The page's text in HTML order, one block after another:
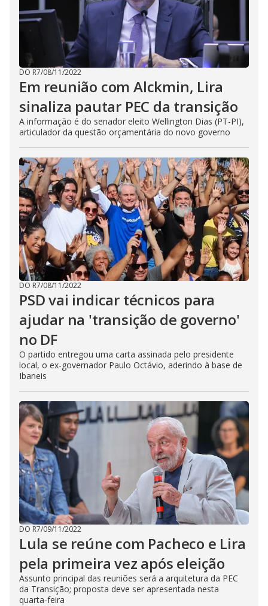
DO R7/08/11/2022
Em reunião com Alckmin, Lira
sinaliza pautar PEC da transição
A informação é do senador eleito Wellington Dias (PT-PI),
articulador da questão orçamentária do novo governo
DO R7/08/11/2022
PSD vai indicar técnicos para
ajudar na 'transição de governo'
no DF
O partido entregou uma carta assinada pelo presidente
local, o ex-governador Paulo Octávio, aderindo à base de
Ibaneis
DO R7/09/11/2022
Lula se reúne com Pacheco e Lira
pela primeira vez após eleição
Assunto principal das reuniões será a arquitetura da PEC
da Transição; proposta deve ser apresentada nesta
quarta-feira